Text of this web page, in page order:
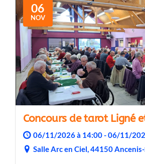
06
NOV
Concours de tarot Ligné
06/11/2026 à 14:00 - 06/11/
Salle Arc en Ciel, 44150